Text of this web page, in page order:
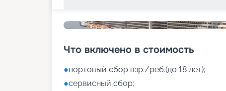
Что включено в стоимость
●портовый сбор взр./реб.(до 18 лет);
●сервисный сбор;